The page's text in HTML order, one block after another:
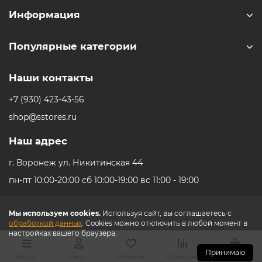
iPhone 16e
Все категории (12)
iPad Pro 13 M4 (2024)
Все категории (9)
iMac
Mac Studio
AppleTV
Mac Mini
AirTag
HomePod
Galaxy Z Flip 7
Все категории (17)
Мы используем cookies. Используя сайт, вы соглашаетесь с
обработкой данных. Cookies можно отключить в любой момент в
настройках вашего браузера.
Принимаю
Информация
Популярные категории
Наши контакты
+7 (930) 423-43-56
shop@sstores.ru
Наш адрес
г. Воронеж ул. Никитинская 44
пн-пт 10:00-20:00 сб 10:00-19:00 вс 11:00 - 19:00
Корзина